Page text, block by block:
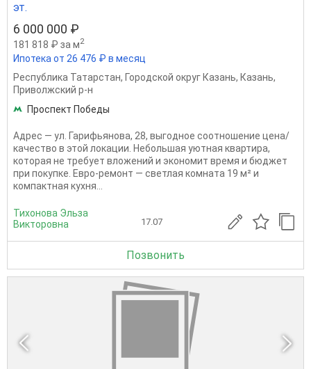
эт.
6 000 000 ₽
181 818 ₽ за м2
Ипотека от 26 476 ₽ в месяц
Республика Татарстан, Городской округ Казань, Казань,
Приволжский р-н
Проспект Победы
Адрес — ул. Гарифьянова, 28, выгодное соотношение цена/
качество в этой локации. Небольшая уютная квартира,
которая не требует вложений и экономит время и бюджет
при покупке. Евро-ремонт — светлая комната 19 м² и
компактная кухня...
Тихонова Эльза
Викторовна
17.07
Позвонить